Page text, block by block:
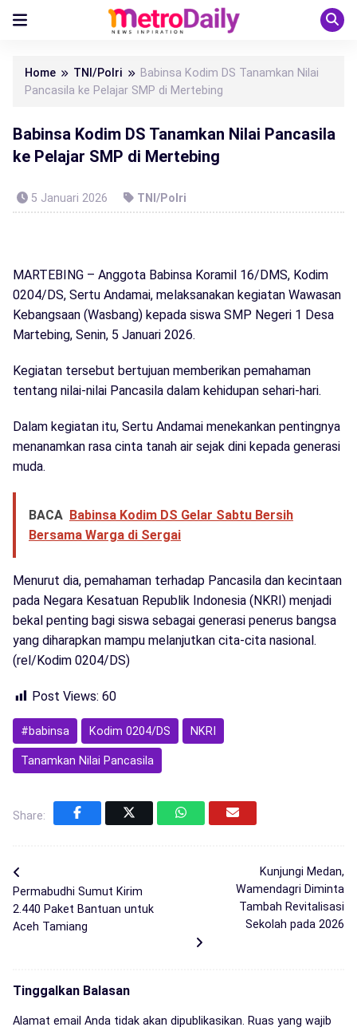
Home TNI/Polri
Babinsa Kodim DS Tanamkan Nilai
Pancasila ke Pelajar SMP di Mertebing
Babinsa Kodim DS Tanamkan Nilai Pancasila
ke Pelajar SMP di Mertebing
5 Januari 2026 TNI/Polri
MARTEBING – Anggota Babinsa Koramil 16/DMS, Kodim
0204/DS, Sertu Andamai, melaksanakan kegiatan Wawasan
Kebangsaan (Wasbang) kepada siswa SMP Negeri 1 Desa
Martebing, Senin, 5 Januari 2026.
Kegiatan tersebut bertujuan memberikan pemahaman
tentang nilai-nilai Pancasila dalam kehidupan sehari-hari.
Dalam kegiatan itu, Sertu Andamai menekankan pentingnya
menanamkan rasa cinta tanah air sejak dini kepada generasi
muda.
BACA Babinsa Kodim DS Gelar Sabtu Bersih
Bersama Warga di Sergai
Menurut dia, pemahaman terhadap Pancasila dan kecintaan
pada Negara Kesatuan Republik Indonesia (NKRI) menjadi
bekal penting bagi siswa sebagai generasi penerus bangsa
yang diharapkan mampu melanjutkan cita-cita nasional.
(rel/Kodim 0204/DS)
Post Views: 60
#babinsa Kodim 0204/DS NKRI
Tanamkan Nilai Pancasila
Share:
Permabudhi Sumut Kirim
2.440 Paket Bantuan untuk
Aceh Tamiang
Kunjungi Medan,
Wamendagri Diminta
Tambah Revitalisasi
Sekolah pada 2026
Tinggalkan Balasan
Alamat email Anda tidak akan dipublikasikan.
Ruas yang wajib